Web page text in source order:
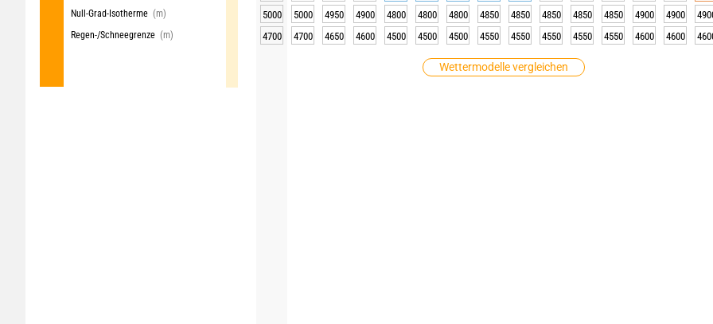
Null-Grad-Isotherme (m)
Regen-/Schneegrenze (m)
Wettermodelle vergleichen
5000
5000 4950 4900 4800 4800 4800 4850 4850 4850 4850 4850 4900 4900
4700
4700 4650 4600 4500 4500 4500 4550 4550 4550 4550 4550 4600 4600